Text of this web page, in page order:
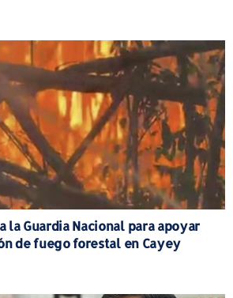
la Guardia Nacional para apoyar
de fuego forestal en Cayey